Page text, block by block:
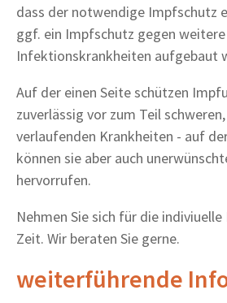
dass der notwendige Impfschutz
ggf. ein Impfschutz gegen weitere
Infektionskrankheiten aufgebaut
Auf der einen Seite schützen
zuverlässig vor zum Teil
verlaufenden Krankheiten - auf
können sie aber auch
hervorrufen.
Nehmen Sie sich für die
Zeit. Wir beraten Sie gerne.
weiterführende